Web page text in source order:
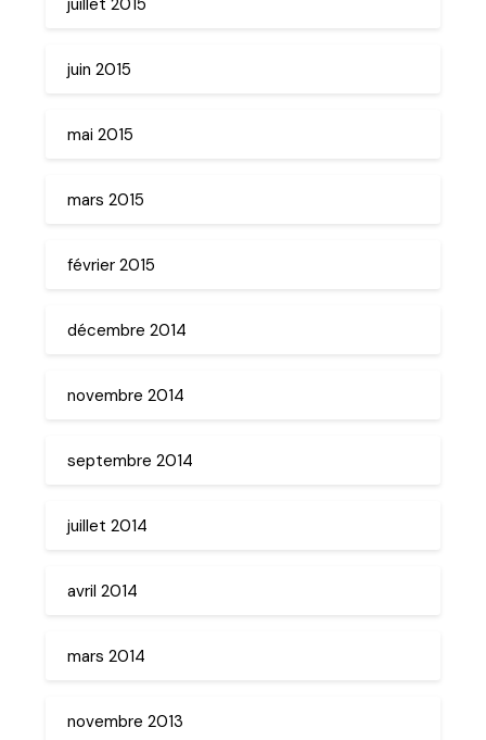
juin 2015
mai 2015
mars 2015
février 2015
décembre 2014
novembre 2014
septembre 2014
juillet 2014
avril 2014
mars 2014
novembre 2013